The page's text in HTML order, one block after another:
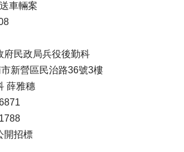
車輛案
府民政局兵役後勤科
新營區民治路36號3樓
薛雅穗
開招標